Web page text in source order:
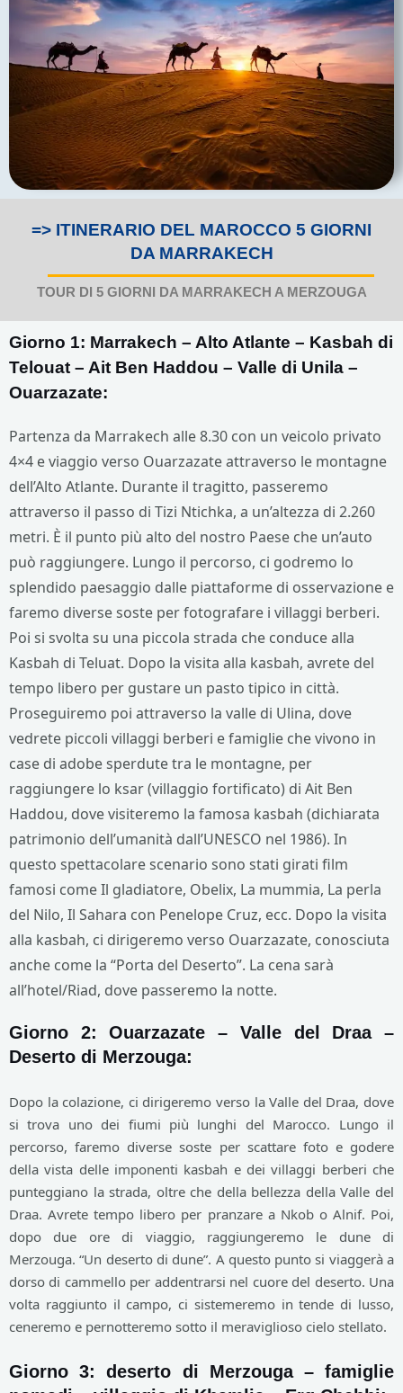
=> ITINERARIO DEL MAROCCO 5 GIORNI
DA MARRAKECH
TOUR DI 5 GIORNI DA MARRAKECH A MERZOUGA
Giorno 1: Marrakech – Alto Atlante – Kasbah di
Telouat – Ait Ben Haddou – Valle di Unila –
Ouarzazate:
Partenza da Marrakech alle 8.30 con un veicolo privato
4×4 e viaggio verso Ouarzazate attraverso le montagne
dell’Alto Atlante. Durante il tragitto, passeremo
attraverso il passo di Tizi Ntichka, a un’altezza di 2.260
metri. È il punto più alto del nostro Paese che un’auto
può raggiungere. Lungo il percorso, ci godremo lo
splendido paesaggio dalle piattaforme di osservazione e
faremo diverse soste per fotografare i villaggi berberi.
Poi si svolta su una piccola strada che conduce alla
Kasbah di Teluat. Dopo la visita alla kasbah, avrete del
tempo libero per gustare un pasto tipico in città.
Proseguiremo poi attraverso la valle di Ulina, dove
vedrete piccoli villaggi berberi e famiglie che vivono in
case di adobe sperdute tra le montagne, per
raggiungere lo ksar (villaggio fortificato) di Ait Ben
Haddou, dove visiteremo la famosa kasbah (dichiarata
patrimonio dell’umanità dall’UNESCO nel 1986). In
questo spettacolare scenario sono stati girati film
famosi come Il gladiatore, Obelix, La mummia, La perla
del Nilo, Il Sahara con Penelope Cruz, ecc. Dopo la visita
alla kasbah, ci dirigeremo verso Ouarzazate, conosciuta
anche come la “Porta del Deserto”. La cena sarà
all’hotel/Riad, dove passeremo la notte.
Giorno 2: Ouarzazate – Valle del Draa –
Deserto di Merzouga:
Dopo la colazione, ci dirigeremo verso la Valle del Draa, dove
si trova uno dei fiumi più lunghi del Marocco. Lungo il
percorso, faremo diverse soste per scattare foto e godere
della vista delle imponenti kasbah e dei villaggi berberi che
punteggiano la strada, oltre che della bellezza della Valle del
Draa. Avrete tempo libero per pranzare a Nkob o Alnif. Poi,
dopo due ore di viaggio, raggiungeremo le dune di
Merzouga. “Un deserto di dune”. A questo punto si viaggerà a
dorso di cammello per addentrarsi nel cuore del deserto. Una
volta raggiunto il campo, ci sistemeremo in tende di lusso,
ceneremo e pernotteremo sotto il meraviglioso cielo stellato.
Giorno 3: deserto di Merzouga – famiglie